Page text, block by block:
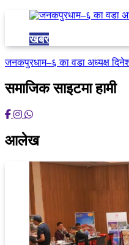
खबर
जनकपुरधाम–६ का वडा अध्यक्ष
समाजिक साइटमा हामी
आलेख